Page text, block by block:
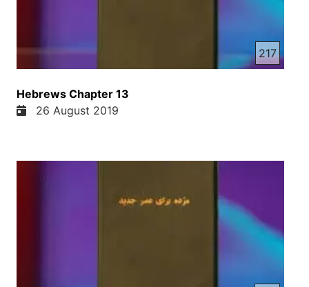
217
Hebrews Chapter 13
26 August 2019